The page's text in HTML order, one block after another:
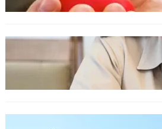
БЪЛГАРИЯ
Ефтимов: Няма
срещу България,
примамка